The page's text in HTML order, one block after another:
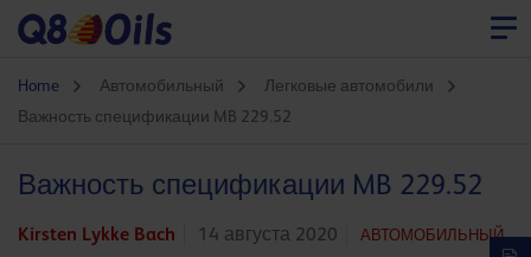
Home Автомобильный
Легковые автомобили
Важность спецификации MB 229.52
Важность спецификации MB 229.52
Kirsten Lykke Bach 14 августа 2020
АВТОМОБИЛЬНЫЙ,